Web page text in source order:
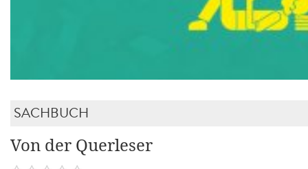
SACHBUCH
Von der Querleser